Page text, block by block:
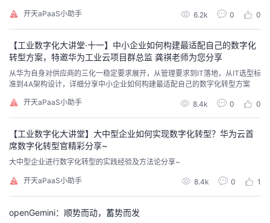
人
主
页
我
的
开
发
者
我
开天aPaaS小助手
6.2k 0 0
【工业数字化大讲堂·十一】中小企业如何构建最适配自己的数字化
转型方案，特邀华为工业云项目群总监 龚祺老师为您分享
从华为自身对供应商的三化一稳定要求展开，从管理要求到IT落地，从IT选型标
准到4A架构设计，详细分享中小企业如何构建最适配自己的数字化转型方案
开天aPaaS小助手 8.4k 0 0
【工业数字化大讲堂】大中型企业如何实现数字化转型？华为云首
席数字化转型官精彩分享~
大中型企业进行数字化转型的实践经验及方法论分享~
开天aPaaS小助手 8.4k 0 1
openGemini：顺势而动，蓄势而发